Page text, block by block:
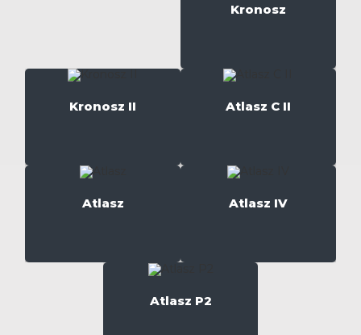
Kronosz
Kronosz II Atlasz C II
Atlasz Atlasz IV
Atlasz P2